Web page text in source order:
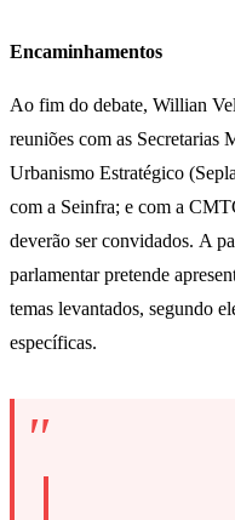
Encaminhamentos
Ao fim do debate, Willian
reuniões com as Secretarias
Urbanismo Estratégico
com a Seinfra; e com a
deverão ser convidados. A
parlamentar pretende
temas levantados, segundo
específicas.